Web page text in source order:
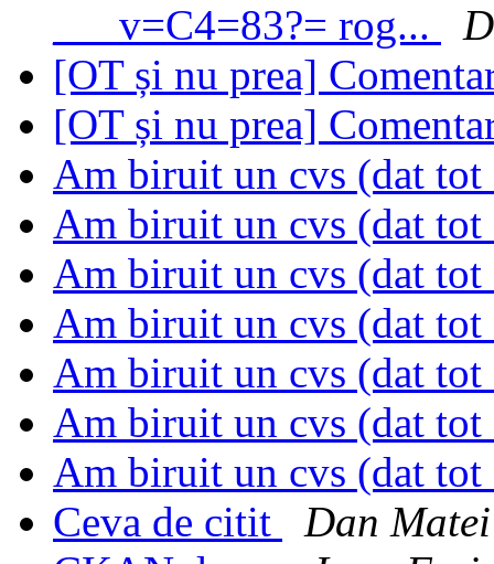
___v=C4=83?= rog...
[OT și nu prea]
[OT și nu prea]
Am biruit un cvs (dat tot
Am biruit un cvs (dat tot
Am biruit un cvs (dat tot
Am biruit un cvs (dat tot
Am biruit un cvs (dat tot
Am biruit un cvs (dat tot
Am biruit un cvs (dat tot
Ceva de citit
Dan Matei